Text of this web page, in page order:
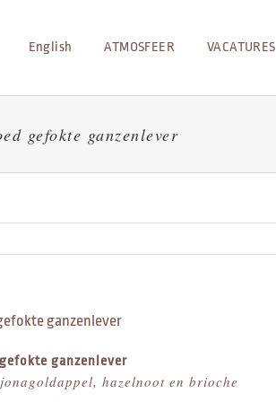
English ATMOSFEER VACATURES
gefokte ganzenlever
ganzenlever
ganzenlever
hazelnoot en brioche